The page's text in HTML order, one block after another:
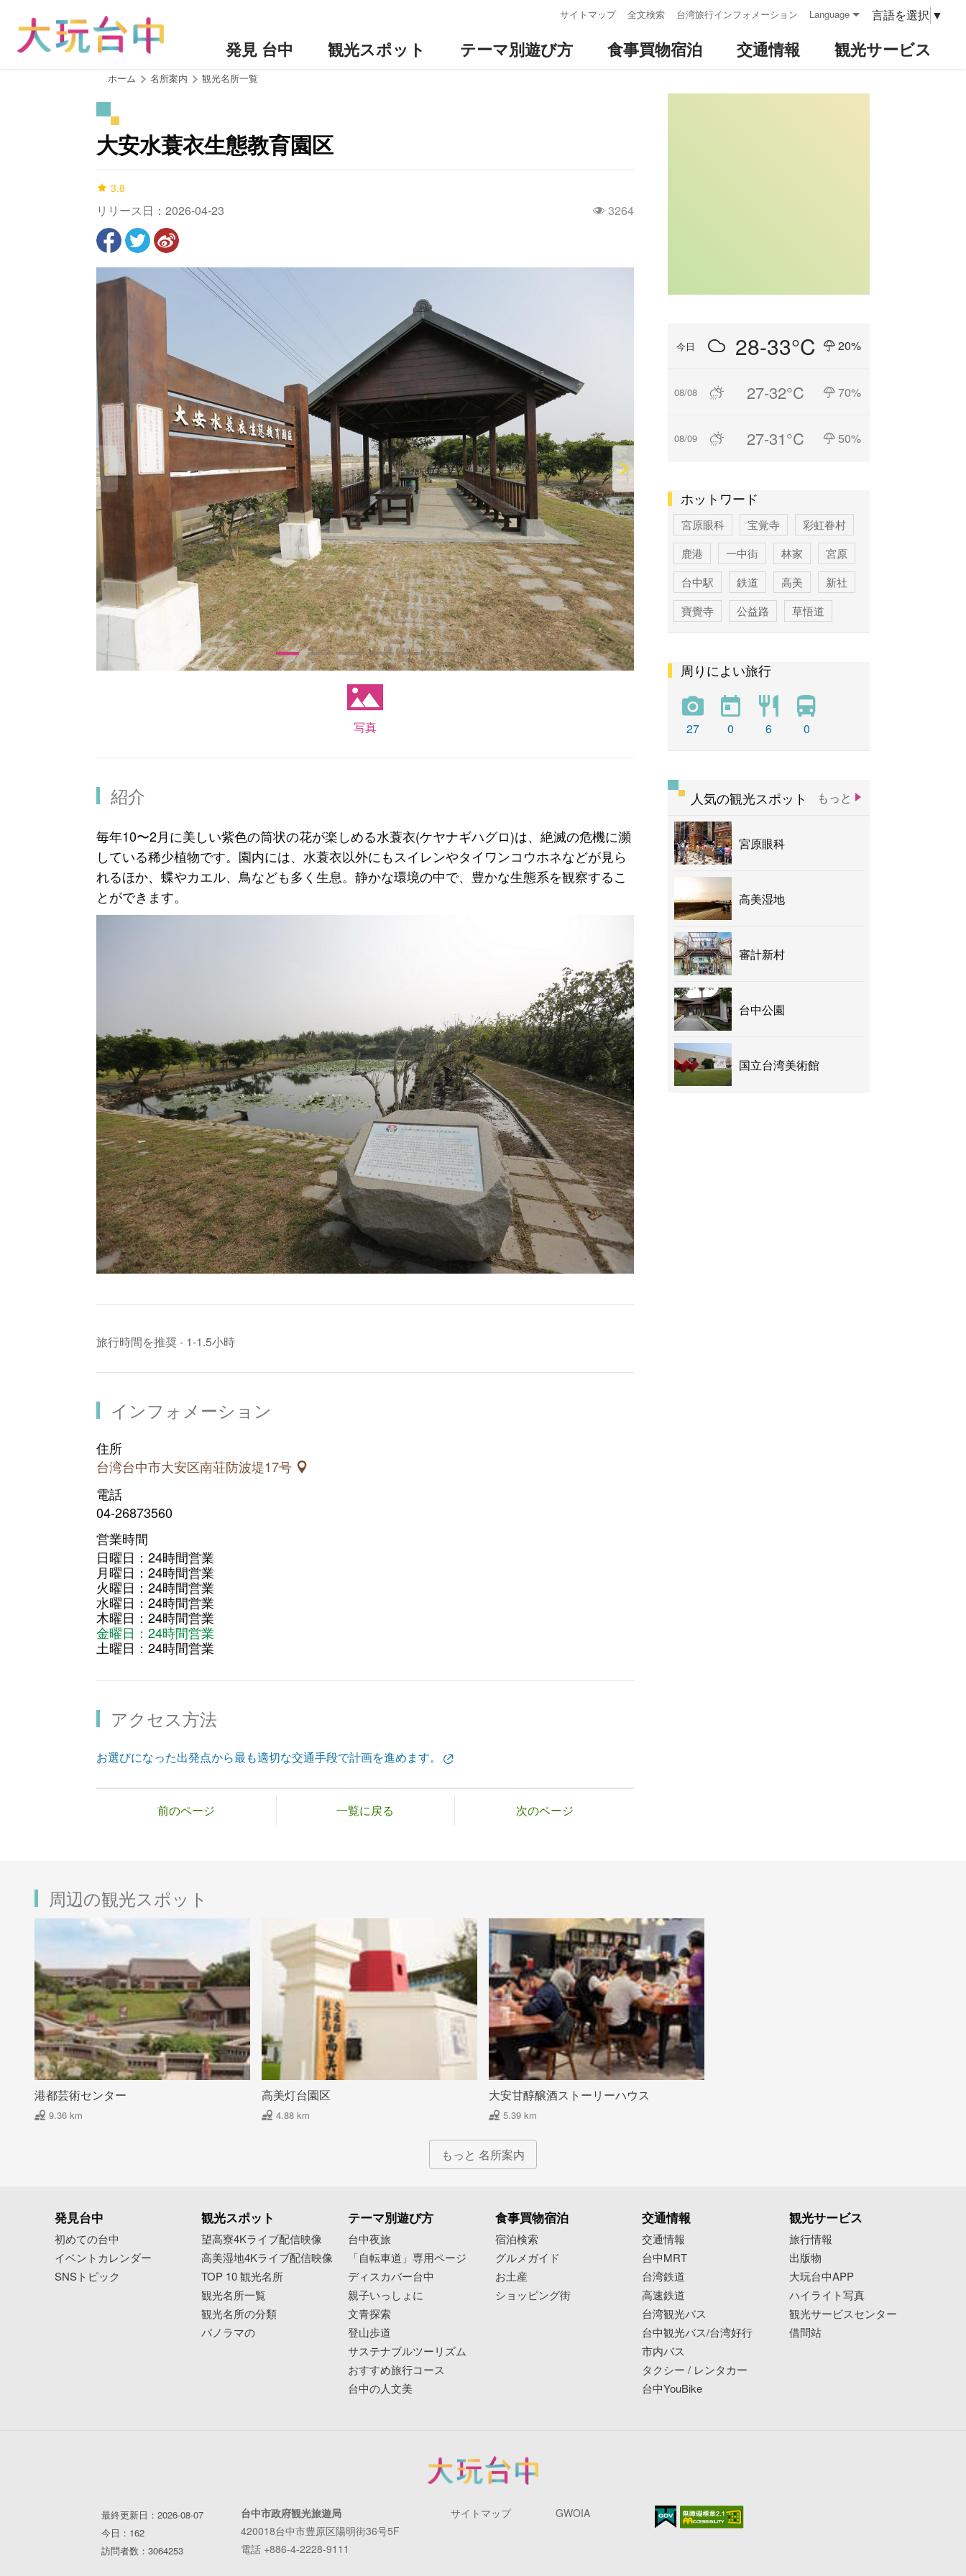
サイトマップ 全文検索 台湾旅行インフォメーション Language 言語を選択 ▼
発見 台中 観光スポット テーマ別遊び方 食事買物宿泊 交通情報 観光サービス
ホーム 名所案内 観光名所一覧
大安水蓑衣生態教育園区
3.8
リリース日：2026-04-23 3264
写真
紹介
毎年10〜2月に美しい紫色の筒状の花が楽しめる水蓑衣(ケヤナギハグロ)は、絶滅の危機に瀕
している稀少植物です。園内には、水蓑衣以外にもスイレンやタイワンコウホネなどが見ら
れるほか、蝶やカエル、鳥なども多く生息。静かな環境の中で、豊かな生態系を観察するこ
とができます。
旅行時間を推奨 - 1-1.5小時
インフォメーション
住所
台湾台中市大安区南荘防波堤17号
電話
04-26873560
営業時間
日曜日：24時間営業
月曜日：24時間営業
火曜日：24時間営業
水曜日：24時間営業
木曜日：24時間営業
金曜日：24時間営業
土曜日：24時間営業
アクセス方法
お選びになった出発点から最も適切な交通手段で計画を進めます。
前のページ 一覧に戻る 次のページ
今日 28-33°C 20%
08/08 27-32°C 70%
08/09 27-31°C 50%
ホットワード
宮原眼科 宝覚寺
彩虹眷村
鹿港
一中街 林家
宮原
台中駅
鉄道 高美
新社
寶覺寺
公益路
草悟道
彩虹
新社花海
周りによい旅行
27 0 6 0
人気の観光スポット もっと
宮原眼科
高美湿地
審計新村
台中公園
国立台湾美術館
周辺の観光スポット
港都芸術センター
9.36 km
高美灯台園区
4.88 km
大安甘醇醸酒ストーリーハウス
5.39 km
もっと 名所案内
発見台中
初めての台中
イベントカレンダー
SNSトピック
観光スポット
望高寮4Kライブ配信映像
高美湿地4Kライブ配信映像
TOP 10 観光名所
観光名所一覧
観光名所の分類
パノラマの
テーマ別遊び方
台中夜旅
「自転車道」専用ページ
ディスカバー台中
親子いっしょに
文青探索
登山歩道
サステナブルツーリズム
おすすめ旅行コース
台中の人文美
食事買物宿泊
宿泊検索
グルメガイド
お土産
ショッピング街
交通情報
交通情報
台中MRT
台湾鉄道
高速鉄道
台湾観光バス
台中観光バス/台湾好行
市内バス
タクシー / レンタカー
台中YouBike
観光サービス
旅行情報
出版物
大玩台中APP
ハイライト写真
観光サービスセンター
借問站
最終更新日：2026-08-07
今日：162
訪問者数：3064253
台中市政府観光旅遊局
420018台中市豊原区陽明街36号5F
電話 +886-4-2228-9111
サイトマップ GWOIA